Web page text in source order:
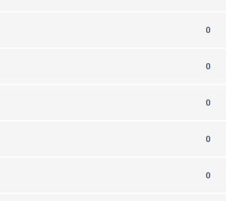
0
0
0
0
0